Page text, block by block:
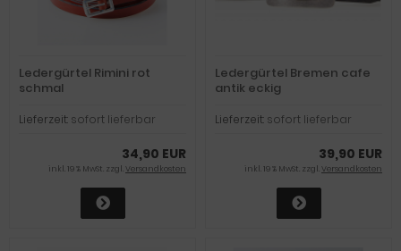
Ledergürtel Rimini rot
schmal
Lieferzeit: sofort lieferbar
34,90 EUR
inkl. 19 % MwSt. zzgl.Versandkosten
Ledergürtel Bremen cafe
antik eckig
Lieferzeit: sofort lieferbar
39,90 EUR
inkl. 19 % MwSt. zzgl.Versandkosten